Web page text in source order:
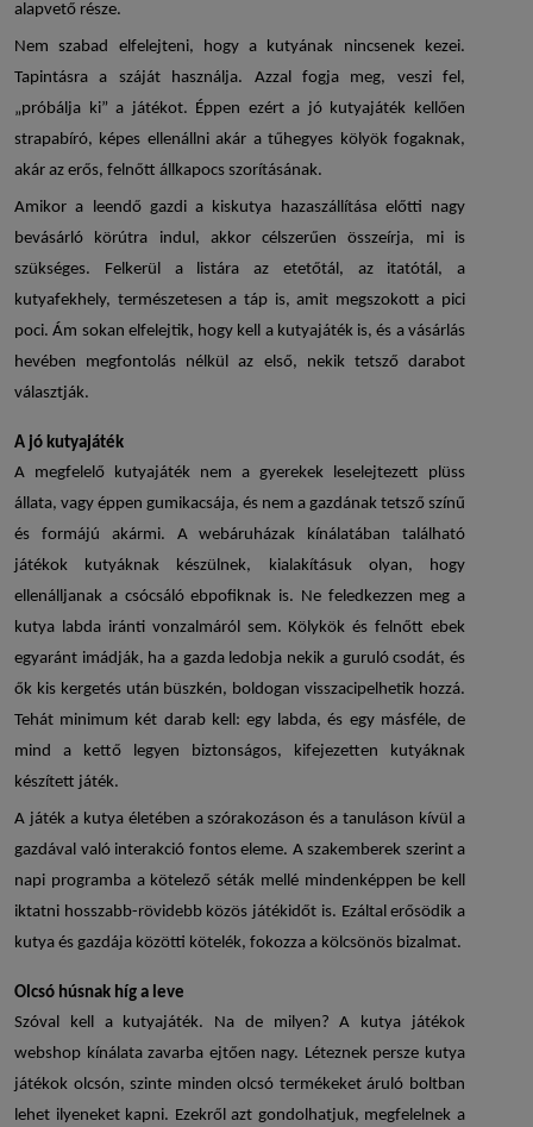
alapvető része.
Nem szabad elfelejteni, hogy a kutyának nincsenek kezei.
Tapintásra a száját használja. Azzal fogja meg, veszi fel,
„próbálja ki” a játékot. Éppen ezért a jó kutyajáték kellően
strapabíró, képes ellenállni akár a tűhegyes kölyök fogaknak,
akár az erős, felnőtt állkapocs szorításának.
Amikor a leendő gazdi a kiskutya hazaszállítása előtti nagy
bevásárló körútra indul, akkor célszerűen összeírja, mi is
szükséges. Felkerül a listára az etetőtál, az itatótál, a
kutyafekhely, természetesen a táp is, amit megszokott a pici
poci. Ám sokan elfelejtik, hogy kell a kutyajátékis, és a vásárlás
hevében megfontolás nélkül az első, nekik tetsző darabot
választják.
A jó kutyajáték
A megfelelő kutyajáték nem a gyerekek leselejtezett plüss
állata, vagy éppen gumikacsája, és nem a gazdának tetsző színű
és formájú akármi. A webáruházak kínálatában található
játékok kutyáknak készülnek, kialakításuk olyan, hogy
ellenálljanak a csócsáló ebpofiknak is. Ne feledkezzen meg a
kutya labdairánti vonzalmáról sem. Kölykök és felnőtt ebek
egyaránt imádják, ha a gazda ledobja nekik a guruló csodát, és
ők kis kergetés után büszkén, boldogan visszacipelhetik hozzá.
Tehát minimum két darab kell: egy labda, és egy másféle, de
mind a kettő legyen biztonságos, kifejezetten kutyáknak
készített játék.
A játék a kutya életében a szórakozáson és a tanuláson kívül a
gazdával való interakció fontos eleme. A szakemberek szerint a
napi programba a kötelező séták mellé mindenképpen be kell
iktatni hosszabb-rövidebb közös játékidőt is. Ezáltal erősödik a
kutya és gazdája közötti kötelék, fokozza a kölcsönös bizalmat.
Olcsó húsnak híg a leve
Szóval kell a kutyajáték. Na de milyen? A kutya játékok
webshop kínálata zavarba ejtően nagy. Léteznek persze kutya
játékok olcsón, szinte minden olcsó termékeket áruló boltban
lehet ilyeneket kapni. Ezekről azt gondolhatjuk, megfelelnek a